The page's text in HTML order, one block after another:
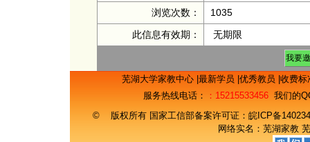
浏览次数：
1035
此信息有效期：
无期限
芜湖大学家教中心 最新学员 优秀教员 收费
服务热线电话：
：15215533456 我们的
© 版权所有 国家工信部备案许可证： 皖ICP备
网络实名： 芜湖家教